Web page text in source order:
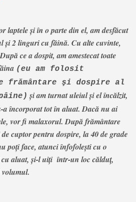
laptele şi în o parte din el, am desfăcut
şi 2 linguri cu făină. Cu alte cuvinte,
ce a dospit, am amestecat toate
(eu am folosit
frământare şi dospire al
şi am turnat uleiul şi el încălzit,
a încorporat tot în aluat. Dacă nu ai
vor fi malaxorul. După frământare
de cuptor pentru dospire, la 40 de grade
poţi face, atunci înfofoleşti cu o
aluat, şi-l uiţi într-un loc călduţ,
volumul.